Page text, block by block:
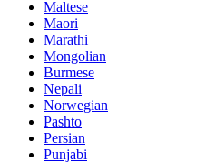
Maltese
Maori
Marathi
Mongolian
Burmese
Nepali
Norwegian
Pashto
Persian
Punjabi